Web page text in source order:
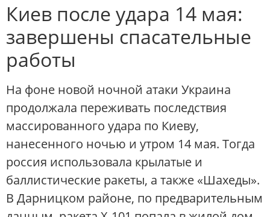
Киев после удара 14 мая:
завершены спасательные
работы
На фоне новой ночной атаки Украина
продолжала переживать последствия
массированного удара по Киеву,
нанесенного ночью и утром 14 мая. Тогда
россия использовала крылатые и
баллистические ракеты, а также «Шахеды».
В Дарницком районе, по предварительным